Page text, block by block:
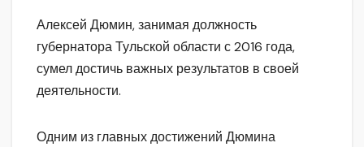
Алексей Дюмин, занимая должность
губернатора Тульской области с 2016 года,
сумел достичь важных результатов в своей
деятельности.
Одним из главных достижений Дюмина